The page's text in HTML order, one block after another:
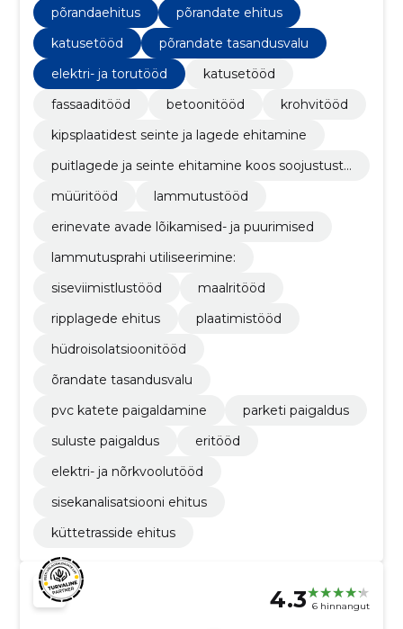
põrandaehitus
põrandate ehitus
katusetööd
põrandate tasandusvalu
elektri- ja torutööd
katusetööd
fassaaditööd
betoonitööd
krohvitööd
kipsplaatidest seinte ja lagede ehitamine
puitlagede ja seinte ehitamine koos soojustustö
müüritööd
lammutustööd
erinevate avade lõikamised- ja puurimised
lammutusprahi utiliseerimine:
siseviimistlustööd
maalritööd
ripplagede ehitus
plaatimistööd
hüdroisolatsioonitööd
õrandate tasandusvalu
pvc katete paigaldamine
parketi paigaldus
suluste paigaldus
eritööd
elektri- ja nõrkvoolutööd
sisekanalisatsiooni ehitus
küttetrasside ehitus
4.3 6 hinnangut